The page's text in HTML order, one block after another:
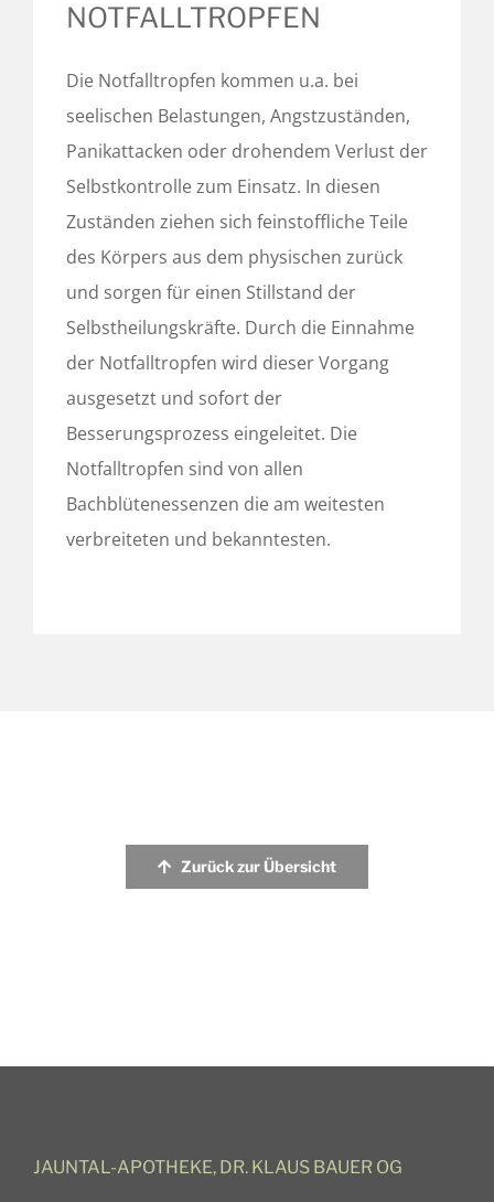
NOTFALLTROPFEN
Die Notfalltropfen kommen u.a. bei
seelischen Belastungen, Angstzuständen,
Panikattacken oder drohendem Verlust der
Selbstkontrolle zum Einsatz. In diesen
Zuständen ziehen sich feinstoffliche Teile
des Körpers aus dem physischen zurück
und sorgen für einen Stillstand der
Selbstheilungskräfte. Durch die Einnahme
der Notfalltropfen wird dieser Vorgang
ausgesetzt und sofort der
Besserungsprozess eingeleitet. Die
Notfalltropfen sind von allen
Bachblütenessenzen die am weitesten
verbreiteten und bekanntesten.
Zurück zur Übersicht
JAUNTAL-APOTHEKE, DR. KLAUS BAUER OG